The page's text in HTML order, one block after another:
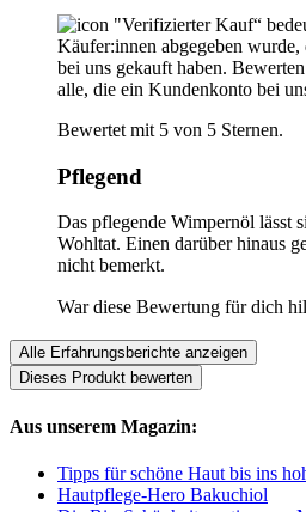
"Verifizierter Kauf“
Käufer:innen abgegeben wurde,
bei uns gekauft haben.
alle, die ein Kundenkonto bei
Bewertet mit 5 von 5 Sternen.
Pflegend
Das pflegende Wimpernöl lässt
Wohltat. Einen darüber hinaus
nicht bemerkt.
War diese Bewertung für dich
Alle Erfahrungsberichte anzeigen
Dieses Produkt bewerten
Aus unserem Magazin:
Tipps für schöne Haut bis ins
Hautpflege-Hero Bakuchiol